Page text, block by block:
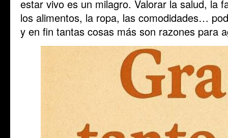
estar vivo es un milagro. Valorar la salud, la
los alimentos, la ropa, las comodidades…
y en fin tantas cosas más son razones para